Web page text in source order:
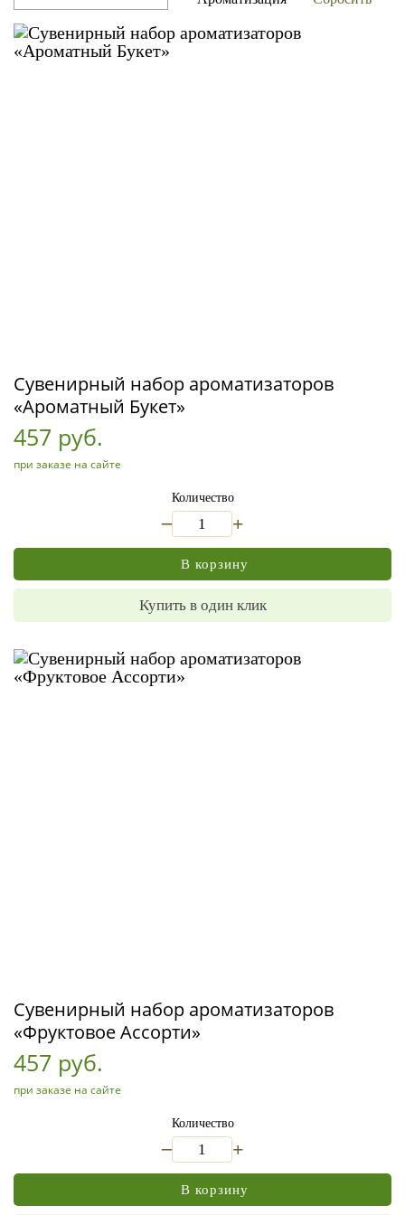
Сувенирный набор ароматизаторов
«Ароматный Букет»
457 руб.
при заказе на сайте
Количество
+
В корзину
Купить в один клик
Сувенирный набор ароматизаторов
«Фруктовое Ассорти»
457 руб.
при заказе на сайте
Количество
+
В корзину